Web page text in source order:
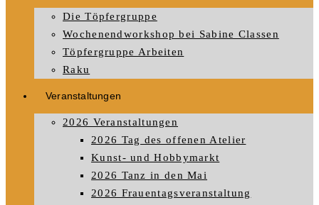
Die Töpfergruppe
Wochenendworkshop bei Sabine Classen
Töpfergruppe Arbeiten
Raku
Veranstaltungen
2026 Veranstaltungen
2026 Tag des offenen Atelier
Kunst- und Hobbymarkt
2026 Tanz in den Mai
2026 Frauentagsveranstaltung